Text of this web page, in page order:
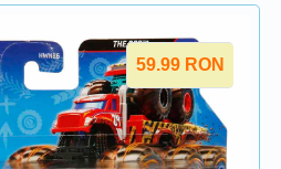
59.99 RON